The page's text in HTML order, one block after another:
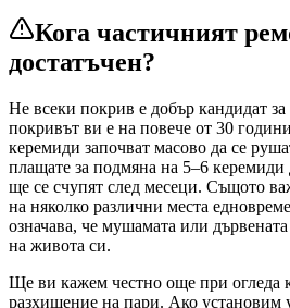
Кога частичният
достатъчен?
Не всеки покрив е добър кандидат
покривът ви е на повече от 30
керемиди започват масово да се
плащате за подмяна на 5–6
ще се счупят след месеци. Същото
на няколко различни места
означава, че мушамата или
на живота си.
Ще ви кажем честно още при огледа
разхищение на пари. Ако установим